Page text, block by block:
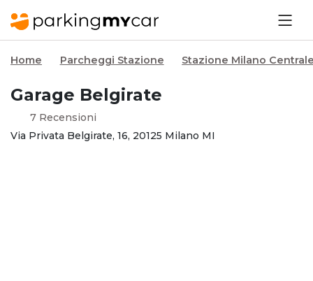
Home Parcheggi Stazione Stazione Milano
Garage Belgirate
7 Recensioni
Via Privata Belgirate, 16, 20125 Milano MI